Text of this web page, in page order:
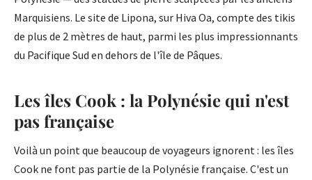
Marquisiens. Le site de Lipona, sur Hiva Oa, compte des tikis
de plus de 2 mètres de haut, parmi les plus impressionnants
du Pacifique Sud en dehors de l'île de Pâques.
Les îles Cook : la Polynésie qui n'est
pas française
Voilà un point que beaucoup de voyageurs ignorent : les îles
Cook ne font pas partie de la Polynésie française. C'est un